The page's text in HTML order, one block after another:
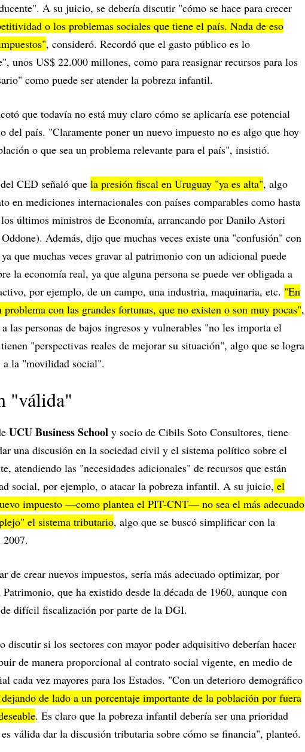
A su juicio, se debería discutir "cómo se hace para crecer
o los problemas sociales que tiene el país. Nada de eso
, consideró. Recordó que el gasto público es lo
unos US$ 22.000 millones, como para reasignar recursos para los
como puede ser atender la pobreza infantil.
que todavía no está muy claro cómo se aplicaría ese potencial
del país. "Claramente poner un nuevo impuesto no es algo que hoy
o que sea un problema relevante para el país", insistió.
CED señaló que la presión fiscal en Uruguay "ya es alta", algo
en mediciones internacionales con países comparables como hasta
últimos ministros de Economía, arrancando por Danilo Astori
Además, dijo que muchas veces existe una "confusión" con
que muchas veces gravar al patrimonio con un adicional puede
la economía real, ya que alguna persona se puede ver obligada a
por ejemplo, de un campo, una industria, maquinaria, etc. "En
con las grandes fortunas, que no existen o son muy pocas",
las personas de bajos ingresos y vulnerables "no les importa el
"perspectivas reales de mejorar su situación", algo que se logra
a la "movilidad social".
"válida"
UCU Business School y socio de Cibils Soto Consultores, tiene
una discusión en la sociedad civil y el sistema político sobre el
atendiendo las "necesidades adicionales" de recursos que están
social, por ejemplo, o atacar la pobreza infantil. A su juicio, el
impuesto —como plantea el PIT-CNT— no sea el más adecuado
el sistema tributario, algo que se buscó simplificar con la
de crear nuevos impuestos, sería más adecuado optimizar, por
que ha existido desde la década de 1960, aunque con
difícil fiscalización por parte de la DGI.
discutir si los sectores con mayor poder adquisitivo deberían hacer
de manera proporcional al contrato social vigente, en medio de
cada vez mayores para los Estados. "Con un deterioro demográfico
de lado a un porcentaje importante de la población por fuera
. Es claro que la pobreza infantil debería ser una prioridad
válida dar la discusión tributaria sobre cómo se financia", planteó.